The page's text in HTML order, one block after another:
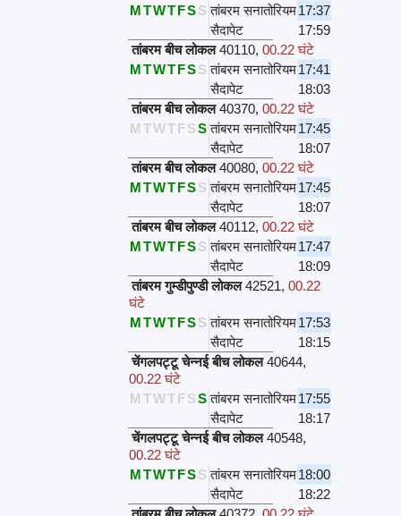
MTWTFSS तांबरम सनातोरियम17:37
सैदापेट
17:59
तांबरम बीच लोकल 40110,00.22 घंटे
MTWTFSS तांबरम सनातोरियम17:41
सैदापेट
18:03
तांबरम बीच लोकल 40370,00.22 घंटे
M TWTFSS तांबरम सनातोरियम17:45
सैदापेट
18:07
तांबरम बीच लोकल 40080,00.22 घंटे
MTWTFSS तांबरम सनातोरियम17:45
सैदापेट
18:07
तांबरम बीच लोकल 40112,00.22 घंटे
MTWTFSS तांबरम सनातोरियम17:47
सैदापेट
18:09
तांबरम गुम्डीपुण्डी लोकल 42521,00.22
घंटे
MTWTFSS तांबरम सनातोरियम17:53
सैदापेट
18:15
चेंगलपट्टू चेन्नई बीच लोकल 40644,
00.22 घंटे
M TWTFSS तांबरम सनातोरियम17:55
सैदापेट
18:17
चेंगलपट्टू चेन्नई बीच लोकल 40548,
00.22 घंटे
MTWTFSS तांबरम सनातोरियम18:00
सैदापेट
18:22